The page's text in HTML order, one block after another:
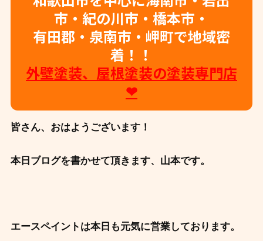
市・紀の川市・橋本市・
有田郡・泉南市・岬町で地域密
着！！
外壁塗装、屋根塗装の塗装専門店
❤
皆さん、おはようございます！
本日ブログを書かせて頂きます、山本です。
エースペイントは本日も元気に営業しております。